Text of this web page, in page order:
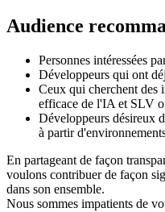
Audience
Personnes intéressées
Développeurs qui ont
Ceux qui cherchent des
efficace de l'IA et SLV
Développeurs désireux
à partir
En partageant de façon
voulons contribuer de façon
dans son ensemble.
Nous sommes impatients de